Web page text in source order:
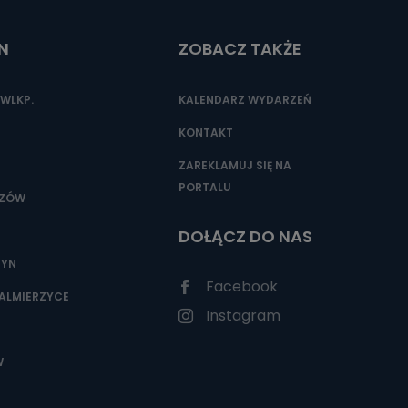
ze
ZOBACZ TAKŻE
KALENDARZ WYDARZEŃ
KONTAKT
ZAREKLAMUJ SIĘ NA
PORTALU
DOŁĄCZ DO NAS
Facebook
Instagram